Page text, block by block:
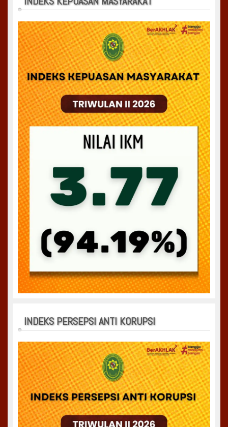
INDEKS PERSEPSI ANTI KORUPSI